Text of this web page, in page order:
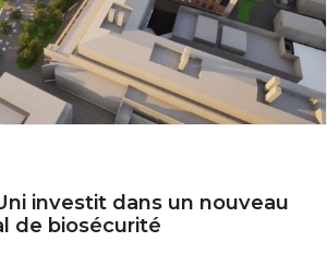
investit dans un nouveau
de biosécurité